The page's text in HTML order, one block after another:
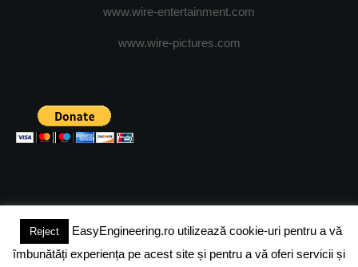
www.wire-entertainment.com
www.wire-pictures.com
(c) 2024 - FineEngineeringMagazine. All rights reserved.
Reject
EasyEngineering.ro utilizează cookie-uri pentru a vă
îmbunătăți experiența pe acest site și pentru a vă oferi servicii și